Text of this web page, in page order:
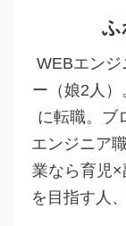
ふ
WEBエン
ー（娘2人
に転職。ブ
エンジニア
業なら育児
を目指す人